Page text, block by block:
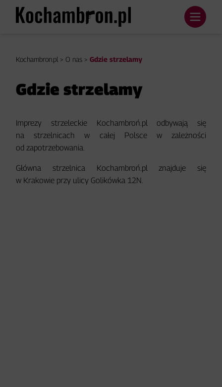
Kochambron.pl > O nas > Gdzie strzelamy
Gdzie strzelamy
Imprezy strzeleckie Kochambroń.pl odbywają się
na strzelnicach w całej Polsce w zależności
od zapotrzebowania.
Główna strzelnica Kochambroń.pl znajduje się
w Krakowie przy ulicy Golikówka 12N.